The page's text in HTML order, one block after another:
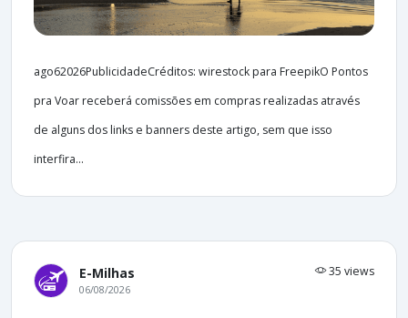
ago62026PublicidadeCréditos: wirestock para FreepikO Pontos
pra Voar receberá comissões em compras realizadas através
de alguns dos links e banners deste artigo, sem que isso
interfira...
E-Milhas 35 views
06/08/2026